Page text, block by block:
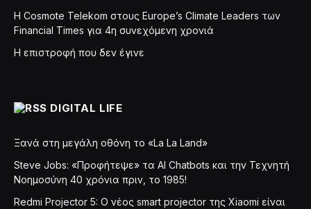
Η Cosmote Telekom στους Europe’s Climate Leaders των
Financial Times για 4η συνεχόμενη χρονιά
Η επιστροφή που δεν έγινε
DIGITAL LIFE
Ξανά στη μεγάλη οθόνη το «La La Land»
Steve Jobs: «Προφήτεψε» τα AI Chatbots και την Τεχνητή
Νοημοσύνη 40 χρόνια πριν, το 1985!
Redmi Projector 5: Ο νέος smart projector της Xiaomi είναι